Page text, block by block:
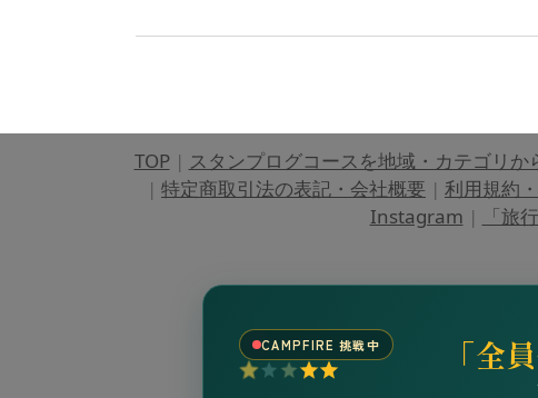
TOP| スタンプログコースを地域・カテゴリか
| 特定商取引法の表記・会社概要 | 利用規約
Instagram | 「旅
CAMPFIRE 挑戦中 「全